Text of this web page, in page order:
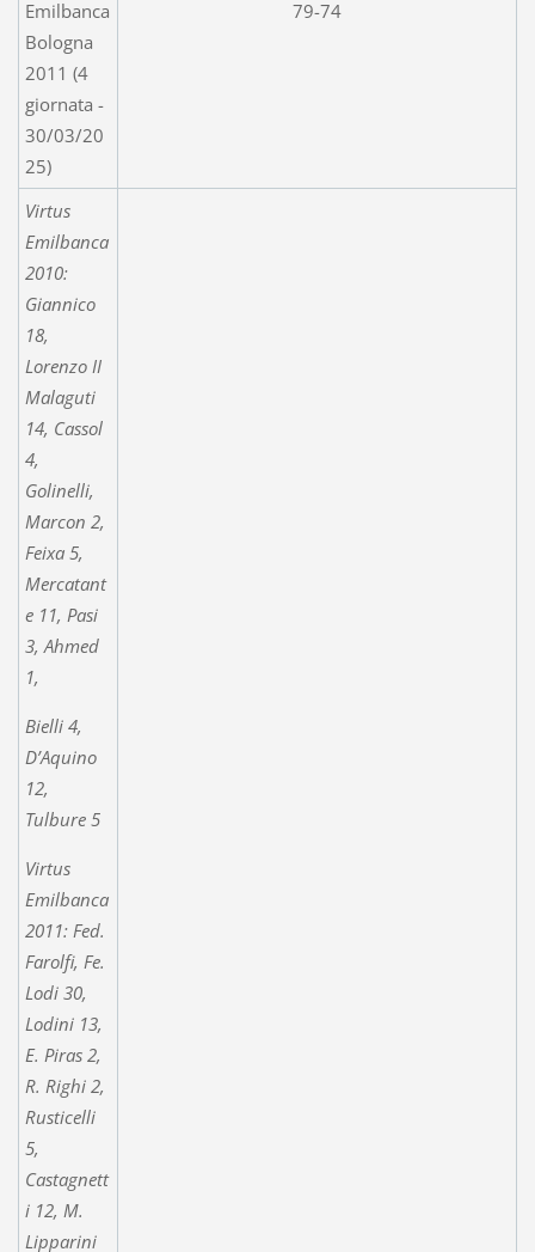
Emilbanca
Bologna
2011 (4
giornata -
30/03/20
25)
79-74
Virtus
Emilbanca
2010:
Giannico
18,
Lorenzo II
Malaguti
14, Cassol
4,
Golinelli,
Marcon 2,
Feixa 5,
Mercatant
e 11, Pasi
3, Ahmed
1,
Bielli 4,
D’Aquino
12,
Tulbure 5
Virtus
Emilbanca
2011: Fed.
Farolfi, Fe.
Lodi 30,
Lodini 13,
E. Piras 2,
R. Righi 2,
Rusticelli
5,
Castagnett
i 12, M.
Lipparini